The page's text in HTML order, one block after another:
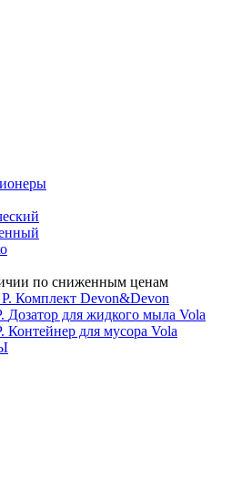
по сниженным ценам
Комплект Devon&Devon
Дозатор для жидкого мыла Vola
Контейнер для мусора Vola